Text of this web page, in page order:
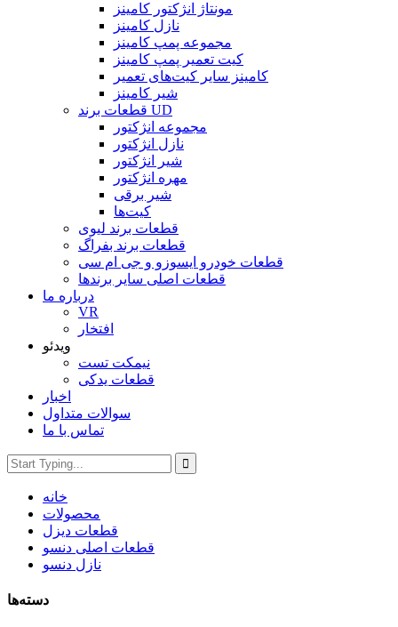
مونتاژ انژکتور کامینز
نازل کامینز
مجموعه پمپ کامینز
کیت تعمیر پمپ کامینز
کامینز سایر کیت‌های تعمیر
شیر کامینز
قطعات برند UD
مجموعه انژکتور
نازل انژکتور
شیر انژکتور
مهره انژکتور
شیر برقی
کیت‌ها
قطعات برند لیوی
قطعات برند بفراگ
قطعات خودرو ایسوزو و جی ام سی
قطعات اصلی سایر برندها
درباره ما
VR
افتخار
ویدئو
نیمکت تست
قطعات یدکی
اخبار
سوالات متداول
تماس با ما
خانه
محصولات
قطعات دیزل
قطعات اصلی دنسو
نازل دنسو
دسته‌ها